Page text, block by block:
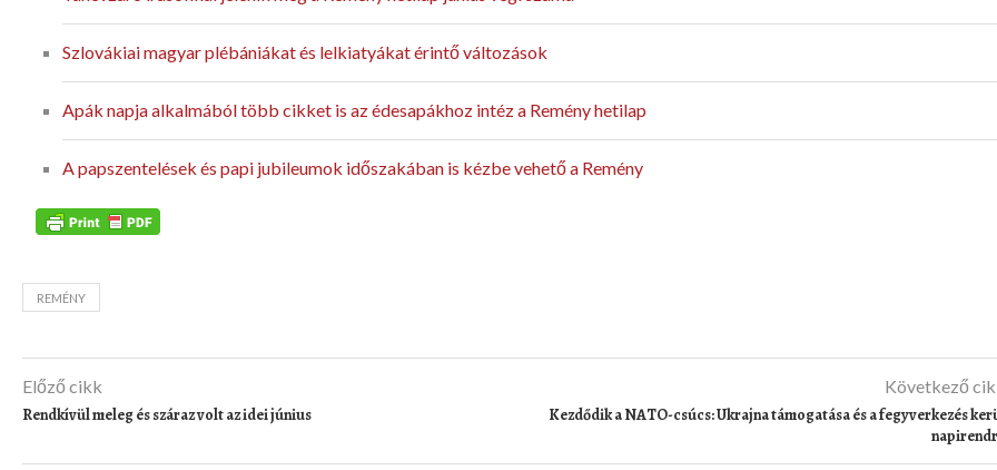
Szlovákiai magyar plébániákat és lelkiatyákat érintő változások
Apák napja alkalmából több cikket is az édesapákhoz intéz a Remény hetilap
A papszentelések és papi jubileumok időszakában is kézbe vehető a Remény
REMÉNY
Előző cikk
Rendkívül meleg és száraz volt az idei június
Következő
Kezdődik a NATO-csúcs: Ukrajna támogatása és a fegyverkezés